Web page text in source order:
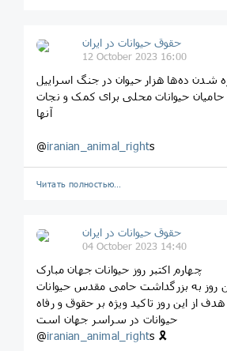
حقوق حیوانات در ایران
12 October 2023 16:00
شدن ده‌ها هزار حیوان در جنگ اسراییل
حیوانات محلی برای کمک و نجات
آنها
@iranian_animal_rights
Читать полностью…
حقوق حیوانات در ایران
04 October 2023 14:40
چهارم اکتبر روز حیوانات جهان مبارک
از این روز تاکید ویژه بر حقوق و رفاه
حیوانات در سراسر جهان است
@iranian_animal_rights 🎗